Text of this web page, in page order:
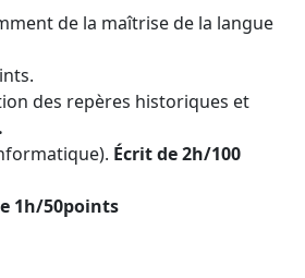
de la maîtrise de la langue
des repères historiques et
Écrit de 2h/100
1h/50points